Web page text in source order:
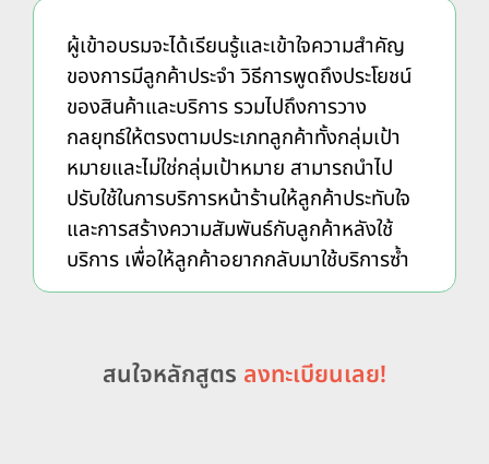
ผู้เข้าอบรมจะได้เรียนรู้และเข้าใจความสำคัญ
ของการมีลูกค้าประจำ วิธีการพูดถึงประโยชน์
ของสินค้าและบริการ รวมไปถึงการวาง
กลยุทธ์ให้ตรงตามประเภทลูกค้าทั้งกลุ่มเป้า
หมายและไม่ใช่กลุ่มเป้าหมาย สามารถนำไป
ปรับใช้ในการบริการหน้าร้านให้ลูกค้าประทับใจ
และการสร้างความสัมพันธ์กับลูกค้าหลังใช้
บริการ เพื่อให้ลูกค้าอยากกลับมาใช้บริการซ้ำ
สนใจหลักสูตร ลงทะเบียนเลย!